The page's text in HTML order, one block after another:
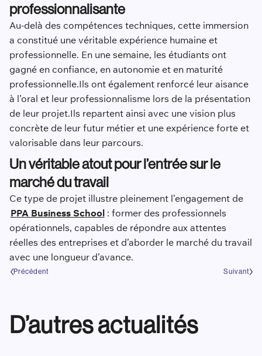
professionnalisante
Au-delà des compétences techniques, cette immersion
a constitué une véritable expérience humaine et
professionnelle. En une semaine, les étudiants ont
gagné en confiance, en autonomie et en maturité
professionnelle.Ils ont également renforcé leur aisance
à l’oral et leur professionnalisme lors de la présentation
de leur projet.Ils repartent ainsi avec une vision plus
concrète de leur futur métier et une expérience forte et
valorisable dans leur parcours.
Un véritable atout pour l’entrée sur le
marché du travail
Ce type de projet illustre pleinement l’engagement de
PPA Business School: former des professionnels
opérationnels, capables de répondre aux attentes
réelles des entreprises et d’aborder le marché du travail
avec une longueur d’avance.
Précédent Suivant
D’autres actualités